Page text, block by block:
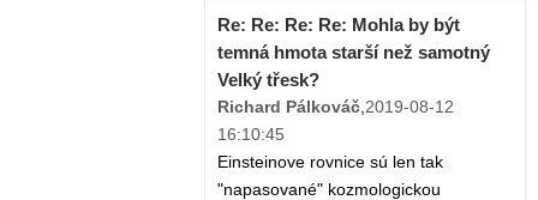
Re: Re: Re: Re: Mohla by být
temná hmota starší než samotný
Velký třesk?
Richard Pálkováč 2019-08-12
16:10:45
Einsteinove rovnice sú len tak
"napasované" kozmologickou